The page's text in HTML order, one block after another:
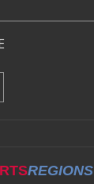
REGIONS